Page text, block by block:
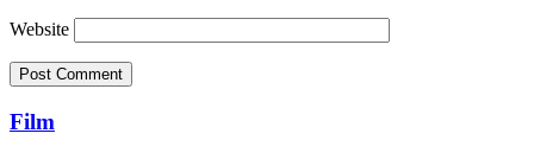
Website
Film